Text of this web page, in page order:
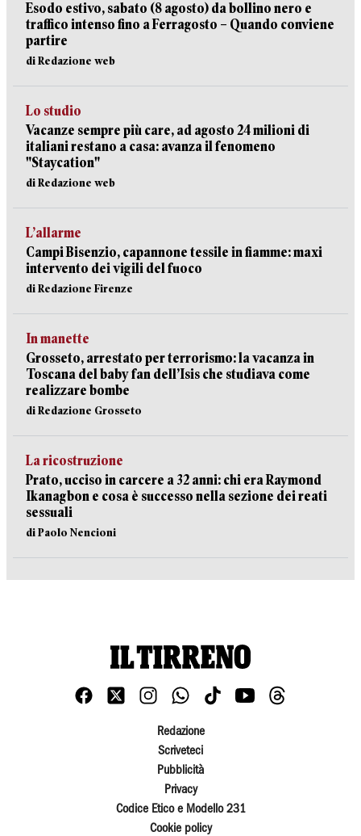
Esodo estivo, sabato (8 agosto) da bollino nero e
traffico intenso fino a Ferragosto – Quando conviene
partire
di Redazione web
Lo studio
Vacanze sempre più care, ad agosto 24 milioni di
italiani restano a casa: avanza il fenomeno
"Staycation"
di Redazione web
L’allarme
Campi Bisenzio, capannone tessile in fiamme: maxi
intervento dei vigili del fuoco
di Redazione Firenze
In manette
Grosseto, arrestato per terrorismo: la vacanza in
Toscana del baby fan dell’Isis che studiava come
realizzare bombe
di Redazione Grosseto
La ricostruzione
Prato, ucciso in carcere a 32 anni: chi era Raymond
Ikanagbon e cosa è successo nella sezione dei reati
sessuali
di Paolo Nencioni
Redazione
Scriveteci
Pubblicità
Privacy
Codice Etico e Modello 231
Cookie policy